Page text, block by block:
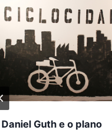
Daniel Guth e o plano